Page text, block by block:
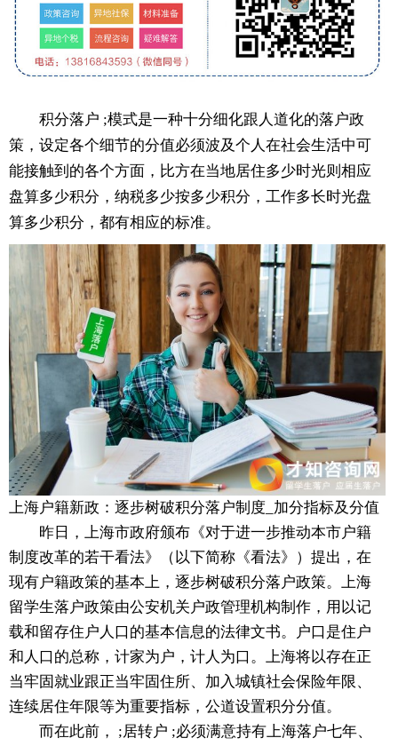
积分落户 ;模式是一种十分细化跟人道化的落户政
策，设定各个细节的分值必须波及个人在社会生活中可
能接触到的各个方面，比方在当地居住多少时光则相应
盘算多少积分，纳税多少按多少积分，工作多长时光盘
算多少积分，都有相应的标准。
上海户籍新政：逐步树破积分落户制度_加分指标及分值
昨日，上海市政府颁布《对于进一步推动本市户籍
制度改革的若干看法》（以下简称《看法》）提出，在
现有户籍政策的基本上，逐步树破积分落户政策。上海
留学生落户政策由公安机关户政管理机构制作，用以记
载和留存住户人口的基本信息的法律文书。户口是住户
和人口的总称，计家为户，计人为口。上海将以存在正
当牢固就业跟正当牢固住所、加入城镇社会保险年限、
连续居住年限等为重要指标，公道设置积分分值。
而在此前， ;居转户 ;必须满意持有上海落户七年、